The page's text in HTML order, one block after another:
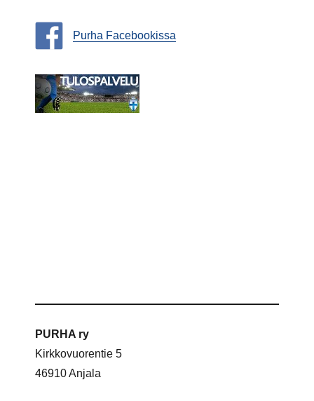
Purha Facebookissa
PURHA ry
Kirkkovuorentie 5
46910 Anjala